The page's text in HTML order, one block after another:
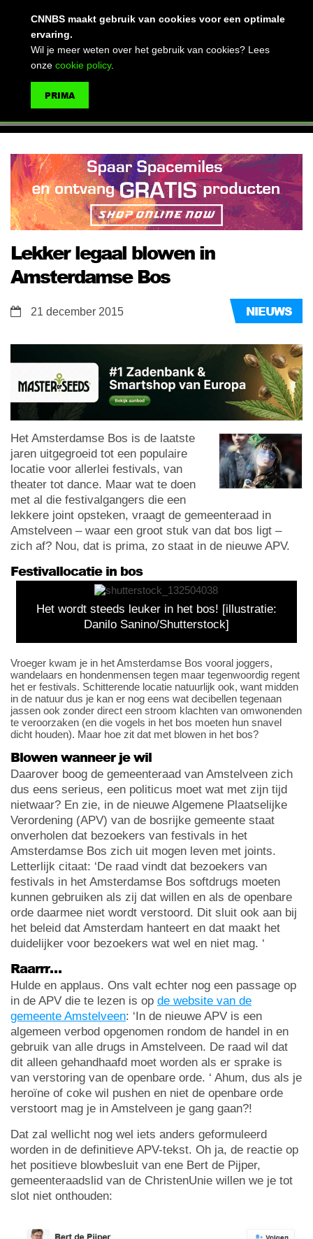
Lekker legaal blowen in
Amsterdamse Bos
NIEUWS
21 december 2015
Het Amsterdamse Bos is de laatste
jaren uitgegroeid tot een populaire
locatie voor allerlei festivals, van
theater tot dance. Maar wat te doen
met al die festivalgangers die een
lekkere joint opsteken, vraagt de gemeenteraad in
Amstelveen – waar een groot stuk van dat bos ligt –
zich af? Nou, dat is prima, zo staat in de nieuwe APV.
Festivallocatie in bos
Het wordt steeds leuker in het bos! [illustratie:
Danilo Sanino/Shutterstock]
Vroeger kwam je in het Amsterdamse Bos vooral joggers,
wandelaars en hondenmensen tegen maar tegenwoordig regent
het er festivals. Schitterende locatie natuurlijk ook, want midden
in de natuur dus je kan er nog eens wat decibellen tegenaan
jassen ook zonder direct een stroom klachten van omwonenden
te veroorzaken (en die vogels in het bos moeten hun snavel
dicht houden). Maar hoe zit dat met blowen in het bos?
Blowen wanneer je wil
Daarover boog de gemeenteraad van Amstelveen zich
dus eens serieus, een politicus moet wat met zijn tijd
nietwaar? En zie, in de nieuwe Algemene Plaatselijke
Verordening (APV) van de bosrijke gemeente staat
onverholen dat bezoekers van festivals in het
Amsterdamse Bos zich uit mogen leven met joints.
Letterlijk citaat: ‘De raad vindt dat bezoekers van
festivals in het Amsterdamse Bos softdrugs moeten
kunnen gebruiken als zij dat willen en als de openbare
orde daarmee niet wordt verstoord. Dit sluit ook aan bij
het beleid dat Amsterdam hanteert en dat maakt het
duidelijker voor bezoekers wat wel en niet mag. ‘
Raarrr…
Hulde en applaus. Ons valt echter nog een passage op
in de APV die te lezen is op de website van de
gemeente Amstelveen: ‘In de nieuwe APV is een
algemeen verbod opgenomen rondom de handel in en
gebruik van alle drugs in Amstelveen. De raad wil dat
dit alleen gehandhaafd moet worden als er sprake is
van verstoring van de openbare orde. ‘ Ahum, dus als je
heroïne of coke wil pushen en niet de openbare orde
verstoort mag je in Amstelveen je gang gaan?!
Dat zal wellicht nog wel iets anders geformuleerd
worden in de definitieve APV-tekst. Oh ja, de reactie op
het positieve blowbesluit van ene Bert de Pijper,
gemeenteraadslid van de ChristenUnie willen we je tot
slot niet onthouden:
CNNBS maakt gebruik van cookies voor een optimale
ervaring.
Wil je meer weten over het gebruik van cookies? Lees
onze cookie policy.
PRIMA